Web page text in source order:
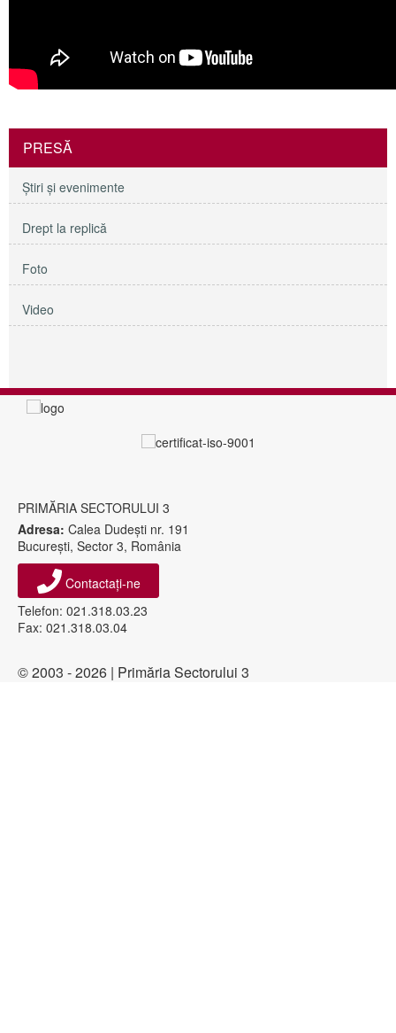
PRESĂ
Ştiri şi evenimente
Drept la replică
Foto
Video
PRIMĂRIA SECTORULUI 3
Adresa: Calea Dudeşti nr. 191
Bucureşti, Sector 3, România
Contactați-ne
Telefon: 021.318.03.23
Fax: 021.318.03.04
© 2003 - 2026 | Primăria Sectorului 3